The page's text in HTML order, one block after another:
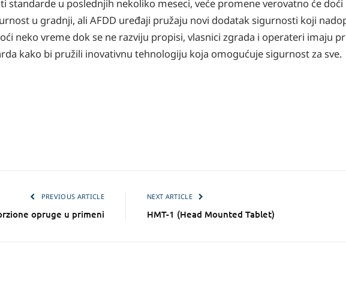
standarde u poslednjih nekoliko meseci, veće promene verovatno će
u gradnji, ali AFDD uređaji pružaju novi dodatak sigurnosti koji
neko vreme dok se ne razviju propisi, vlasnici zgrada i operateri imaju
kako bi pružili inovativnu tehnologiju koja omogućuje sigurnost za sve.
PREVIOUS ARTICLE
opruge u primeni
NEXT ARTICLE
HMT-1 (Head Mounted Tablet)